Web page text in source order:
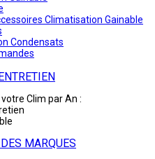
Climatisation Gainable
Condensats
Clim par An :
MARQUES